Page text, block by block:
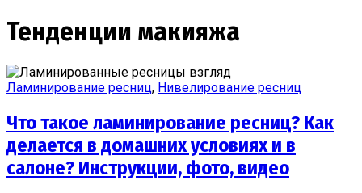
Тенденции макияжа
Ламинирование ресниц, Нивелирование ресниц
Что такое ламинирование ресниц? Как
делается в домашних условиях и в
салоне? Инструкции, фото, видео